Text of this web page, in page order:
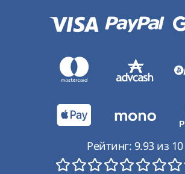
Рейтинг: 9.93из 10